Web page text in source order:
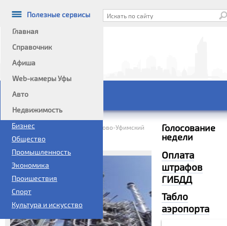
Полезные сервисы
Главная
Справочник
Афиша
Web-камеры Уфы
Авто
Недвижимость
Информационный портал
Главное меню
Политика
Бизнес
Общество
Промышленность
Экономика
Проишествия
Спорт
Культура и искусство
Домой»
ОАО Ново-Уфимский
нефтеперерабатывающий завод
Голосование
недели
Оплата
штрафов
ГИБДД
Табло
аэропорта